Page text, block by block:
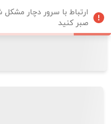
ارتباط با سرور دچار
صبر کنید